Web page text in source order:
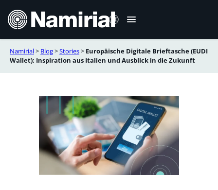
Inhalt
springen
Italiano
Español
Română
Português
Namirial> Blog>Stories> Europäische Digitale Brieftasche (EUDI
Wallet): Inspiration aus Italien und Ausblick in die Zukunft